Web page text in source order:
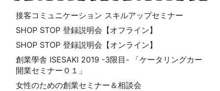
接客コミュニケーション スキルアップセミナー
SHOP STOP 登録説明会【オフライン】
SHOP STOP 登録説明会【オンライン】
創業學舎 ISESAKI 2019 -3限目- 「ケータリングカー
開業セミナー０１」
女性のための創業セミナー＆相談会